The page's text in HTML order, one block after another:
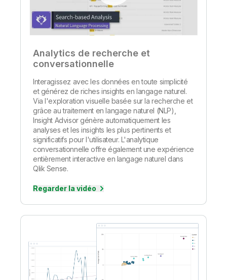
Analytics de recherche et
conversationnelle
Interagissez avec les données en toute simplicité
et générez de riches insights en langage naturel.
Via l'exploration visuelle basée sur la recherche et
grâce au traitement en langage naturel (NLP),
Insight Advisor génère automatiquement les
analyses et les insights les plus pertinents et
significatifs pour l'utilisateur. L'analytique
conversationnelle offre également une expérience
entièrement interactive en langage naturel dans
Qlik Sense.
Regarder la vidéo